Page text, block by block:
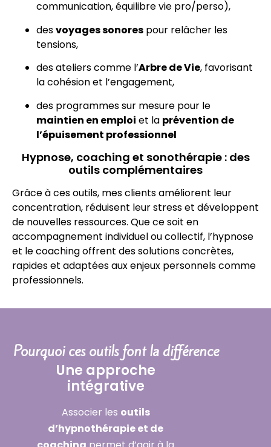
communication, équilibre vie pro/perso),
desvoyages sonores pour relâcher les
tensions,
des ateliers comme l’Arbre de Vie, favorisant
la cohésion et l’engagement,
des programmes sur mesure pour le
maintien en emploi et la prévention de
l’épuisement professionnel
Hypnose, coaching et sonothérapie : des
outils complémentaires
Grâce à ces outils, mes clients améliorent leur
concentration, réduisent leur stress et développent
de nouvelles ressources. Que ce soit en
accompagnement individuel ou collectif, l’hypnose
et le coaching offrent des solutions concrètes,
rapides et adaptées aux enjeux personnels comme
professionnels.
Pourquoi ces outils font la différence
Une approche
intégrative
Associer les outils
d’hypnothérapie et de